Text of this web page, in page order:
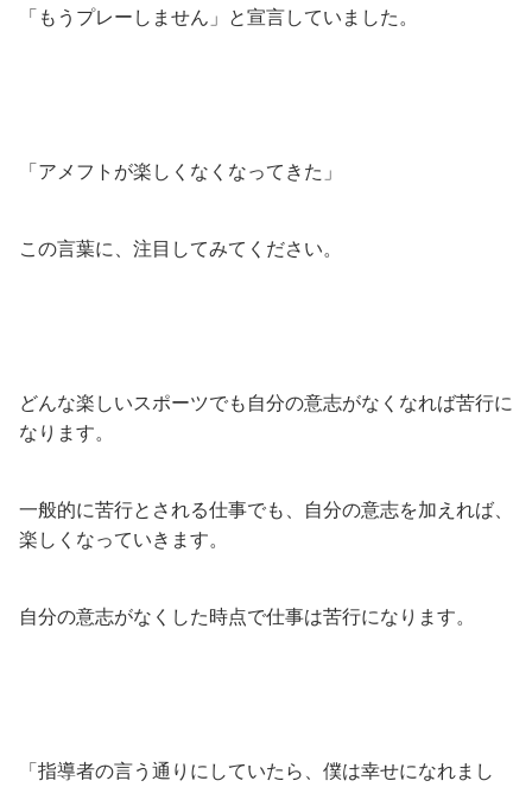
「もうプレーしません」と宣言していました。
「アメフトが楽しくなくなってきた」
この言葉に、注目してみてください。
どんな楽しいスポーツでも自分の意志がなくなれば苦行に
なります。
一般的に苦行とされる仕事でも、自分の意志を加えれば、
楽しくなっていきます。
自分の意志がなくした時点で仕事は苦行になります。
「指導者の言う通りにしていたら、僕は幸せになれまし